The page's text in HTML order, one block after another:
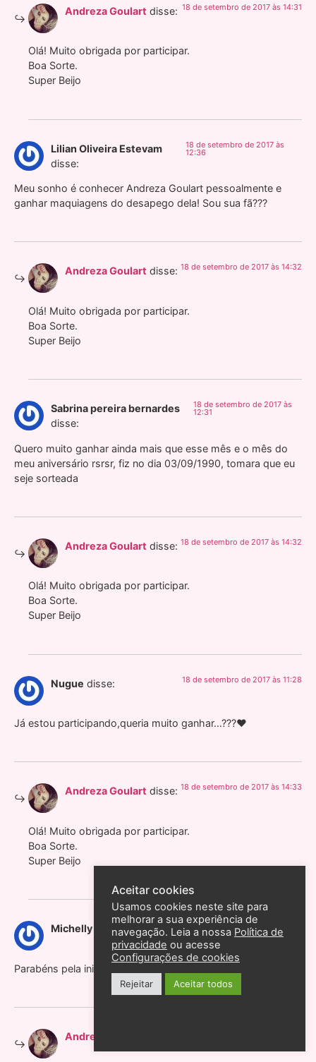
Andreza Goulart disse: 18 de setembro de 2017 às 14:31
Olá! Muito obrigada por participar.
Boa Sorte.
Super Beijo
Lilian Oliveira Estevam
disse:
18 de setembro de 2017 às
12:36
Meu sonho é conhecer Andreza Goulart pessoalmente e
ganhar maquiagens do desapego dela! Sou sua fã???
Andreza Goulart disse: 18 de setembro de 2017 às 14:32
Olá! Muito obrigada por participar.
Boa Sorte.
Super Beijo
Sabrina pereira bernardes
disse:
18 de setembro de 2017 às
12:31
Quero muito ganhar ainda mais que esse mês e o mês do
meu aniversário rsrsr, fiz no dia 03/09/1990, tomara que eu
seje sorteada
Andreza Goulart disse: 18 de setembro de 2017 às 14:32
Olá! Muito obrigada por participar.
Boa Sorte.
Super Beijo
Nugue disse: 18 de setembro de 2017 às 11:28
Já estou participando,queria muito ganhar…???❤️
Andreza Goulart disse: 18 de setembro de 2017 às 14:33
Olá! Muito obrigada por participar.
Boa Sorte.
Super Beijo
Michelly disse: 18 de setembro de 2017 às 9:31
Parabéns pela iniciativa ?
Andreza Goulart
Aceitar cookies
Usamos cookies neste site para
melhorar a sua experiência de
navegação. Leia a nossa Política de
privacidade ou acesse
Configurações de cookies
Rejeitar Aceitar todos